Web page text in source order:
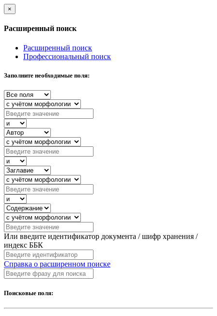
×
Расширенный поиск
Расширенный поиск
Профессиональный поиск
Заполните необходимые поля:
Или введите идентификатор документа / шифр хранения /
индекс ББК
Справка о расширенном поиске
Поисковые поля: